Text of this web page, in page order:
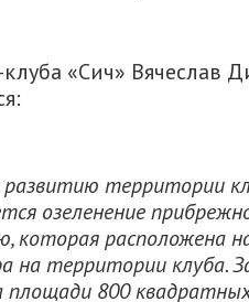
«Сич» Вячеслав
территории
озеленение
которая расположена
на территории клуба.
800